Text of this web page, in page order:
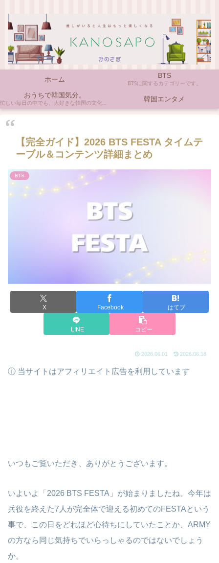
ホーム BTS
BTSに関するカテゴリーです。
おうちで韓国気分。
忙しい毎日の中でも、大好きな韓国の文化やアイテムに触れると心がほっとしますよね。ここでは、自宅で手軽に楽しめる韓国の美味しいもの、お気に入りのコスメ、そして推し活の楽しみ方など、「おうちにいながら韓国気分」に触れられるヒントを私らしくお届けします。 韓国エンタメ
【完全ガイド】2026 BTS FESTA タイムテ
ーブル＆コンテンツ詳細まとめ
BTS
X Facebook はてブ
LINE コピー
2026.06.01 2026.06.18
ⓘ 当サイトはアフィリエイト広告を利用しています
いつもご覧いただき、ありがとうございます。
いよいよ「2026 BTS FESTA」が始まりましたね。今年は
兵役を終えた7人が完全体で迎える初めてのFESTAという
事で、この日をどれほど心待ちにしていたことか、ARMY
の方なら同じ気持ちでいらっしゃるのではないでしょう
か。